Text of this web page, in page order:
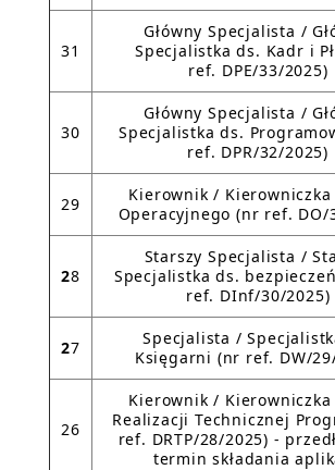
31
Główny Specjalista /
Specjalistka ds. Kadr i
ref. DPE/33/2025)
30
Główny Specjalista /
Specjalistka ds.
ref. DPR/32/2025)
29
Kierownik / Kierowniczka
Operacyjnego (nr ref. DO/
28
Starszy Specjalista /
Specjalistka ds.
ref. DInf/30/2025)
27
Specjalista /
Księgarni (nr ref. DW/
26
Kierownik / Kierowniczka
Realizacji Technicznej
ref. DRTP/28/2025) -
termin składania